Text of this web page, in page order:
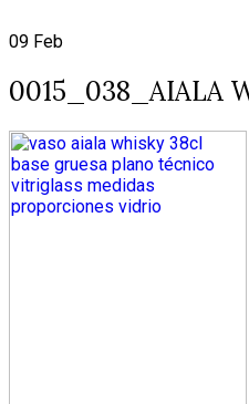
09 Feb
0015_038_AIALA